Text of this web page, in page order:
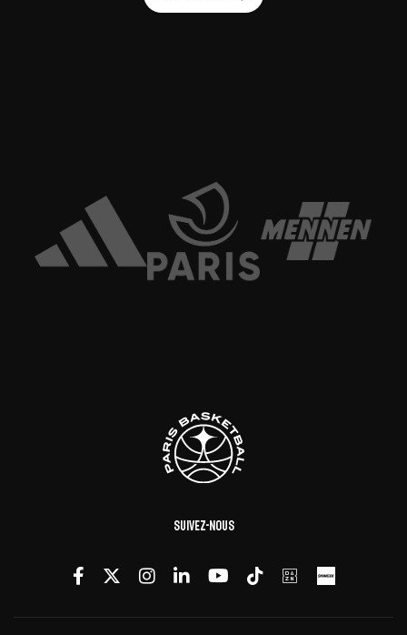
Suivez-nous